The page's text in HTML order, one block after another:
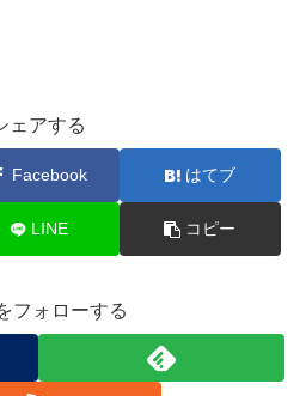
ェアする
Facebook はてブ
LINE コピー
フォローする